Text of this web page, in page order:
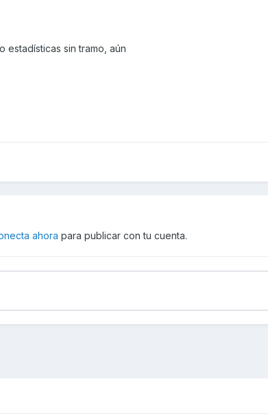
estadísticas sin tramo, aún
ahora para publicar con tu cuenta.